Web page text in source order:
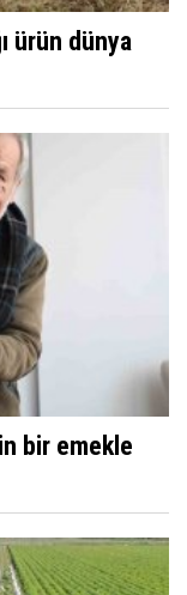
ürün dünya
bir emekle